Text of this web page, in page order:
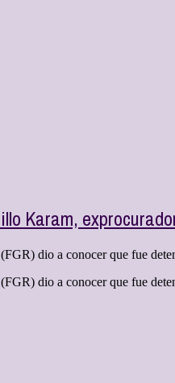
Karam,
dio a conocer que fue
dio a conocer que fue